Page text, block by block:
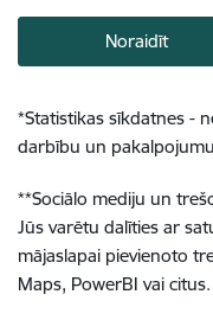
Noraidīt
*Statistikas sīkdatnes -
darbību un
**Sociālo mediju un
Jūs varētu dalīties ar
mājaslapai pievienoto
Maps, PowerBI vai citus.